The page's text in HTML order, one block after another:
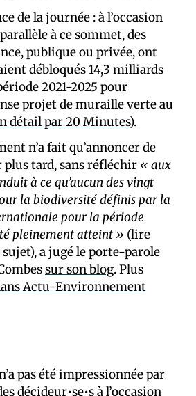
de la journée : à l’occasion
à ce sommet, des
publique ou privée, ont
débloqués 14,3 milliards
2021-2025 pour
projet de muraille verte au
détail par 20 Minutes).
n’a fait qu’annoncer de
plus tard, sans réfléchir « aux
à ce qu’aucun des vingt
la biodiversité définis par la
pour la période
pleinement atteint » (lire
sujet), a jugé le porte-parole
sur son blog. Plus
Actu-Environnement
pas été impressionnée par
décideur•se•s à l’occasion